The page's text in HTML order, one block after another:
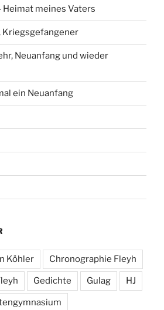
Heimat meines Vaters
Kriegsgefangener
Neuanfang und wieder
ein Neuanfang
Köhler Chronographie Fleyh
Gedichte Gulag HJ